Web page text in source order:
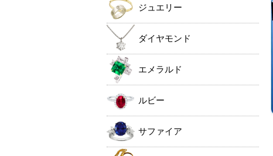
ジュエリー
ダイヤモンド
エメラルド
ルビー
サファイア